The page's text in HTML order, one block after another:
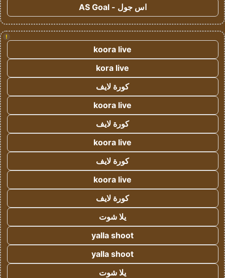
اس جول - AS Goal
!
koora live
kora live
كورة لايف
koora live
كورة لايف
koora live
كورة لايف
koora live
كورة لايف
يلا شوت
yalla shoot
yalla shoot
يلا شوت